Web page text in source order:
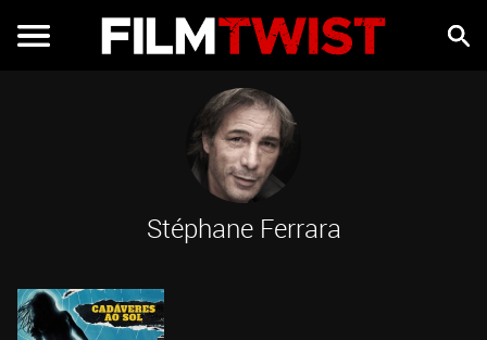
Stéphane Ferrara